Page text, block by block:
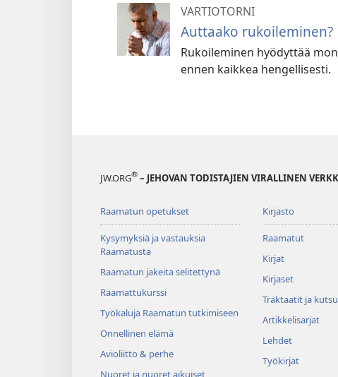
VARTIOTORNI
Auttaako rukoileminen?
Rukoileminen hyödyttää
ennen kaikkea hengellisesti.
JW.ORG® – JEHOVAN TODISTAJIEN VIRALLINEN
Raamatun opetukset
Kysymyksiä ja vastauksia
Raamatusta
Raamatun jakeita selitettynä
Raamattukurssi
Työkaluja Raamatun tutkimiseen
Onnellinen elämä
Avioliitto & perhe
Nuoret ja nuoret aikuiset
Kirjasto
Raamatut
Kirjat
Kirjaset
Traktaatit ja
Artikkelisarjat
Lehdet
Työkirjat